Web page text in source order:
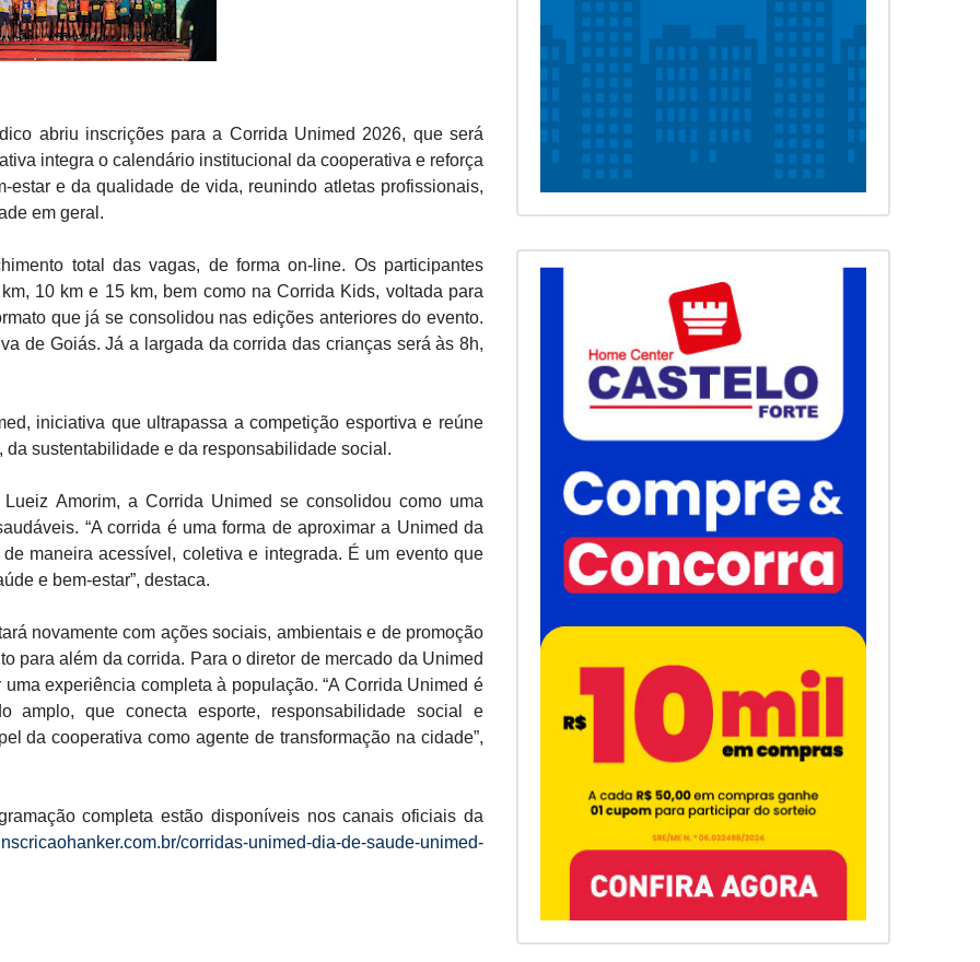
abriu inscrições para a Corrida Unimed 2026, que será
integra o calendário institucional da cooperativa e reforça
e da qualidade de vida, reunindo atletas profissionais,
em geral.
total das vagas, de forma on-line. Os participantes
10 km e 15 km, bem como na Corrida Kids, voltada para
que já se consolidou nas edições anteriores do evento.
de Goiás. Já a largada da corrida das crianças será às 8h,
iniciativa que ultrapassa a competição esportiva e reúne
sustentabilidade e da responsabilidade social.
Amorim, a Corrida Unimed se consolidou como uma
“A corrida é uma forma de aproximar a Unimed da
maneira acessível, coletiva e integrada. É um evento que
e bem-estar”, destaca.
novamente com ações sociais, ambientais e de promoção
para além da corrida. Para o diretor de mercado da Unimed
experiência completa à população. “A Corrida Unimed é
amplo, que conecta esporte, responsabilidade social e
da cooperativa como agente de transformação na cidade”,
completa estão disponíveis nos canais oficiais da
corridas-unimed-dia-de-saude-unimed-